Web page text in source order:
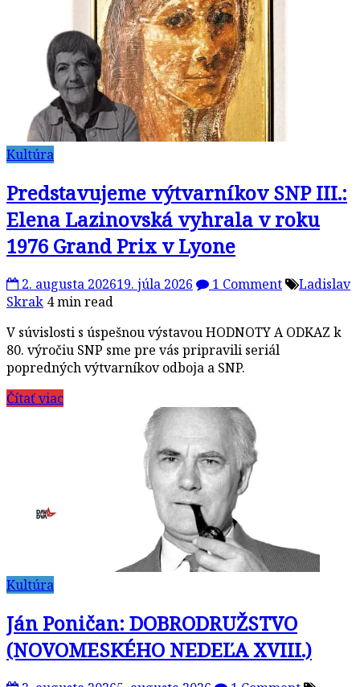
Kultúra
Predstavujeme výtvarníkov SNP III.:
Elena Lazinovská vyhrala v roku
1976 Grand Prix v Lyone
2. augusta 202619. júla 2026 1 Comment
Ladislav
Skrak 4 min read
V súvislosti s úspešnou výstavou HODNOTY A ODKAZ k
80. výročiu SNP sme pre vás pripravili seriál
popredných výtvarníkov odboja a SNP.
Čítať viac
Kultúra
Ján Poničan: DOBRODRUŽSTVO
(NOVOMESKÉHO NEDEĽA XVIII.)